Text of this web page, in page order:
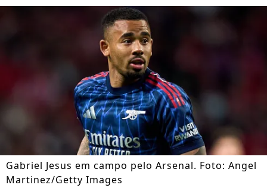
Gabriel Jesus em campo pelo Arsenal. Foto: Angel
Martinez/Getty Images